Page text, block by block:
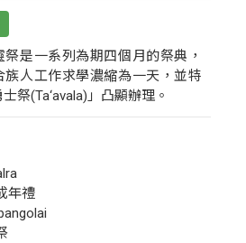
祭是一系列為期四個月的祭典，
族人工作求學濃縮為一天，並特
祭(Ta‘avala)」凸顯辦理。
年禮